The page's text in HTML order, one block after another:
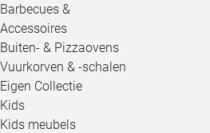
Barbecues &
Accessoires
Buiten- & Pizzaovens
Vuurkorven & -schalen
Eigen Collectie
Kids
Kids meubels